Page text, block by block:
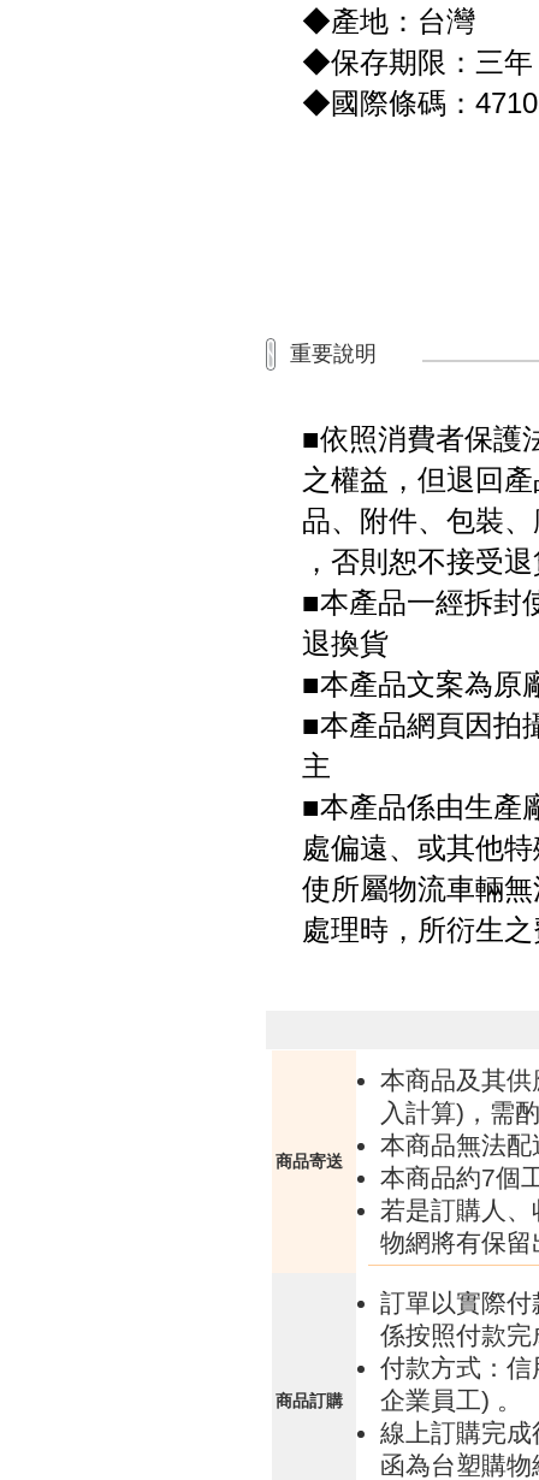
◆產地：台灣
◆保存期限：三年
◆國際條碼：
重要說明
■依照消費者保護
之權益，但退回
品、附件、包裝
，否則恕不接受
■本產品一經拆封
退換貨
■本產品文案為原
■本產品網頁因拍
主
■本產品係由生產
處偏遠、或其他
使所屬物流車輛
處理時，所衍生
商品寄送
本商品及其
入計算)，需
本商品無法配
本商品約7個
若是訂購人
物網將有保
商品訂購
訂單以實際
係按照付款
付款方式：
企業員工) 。
線上訂購完
函為台塑購